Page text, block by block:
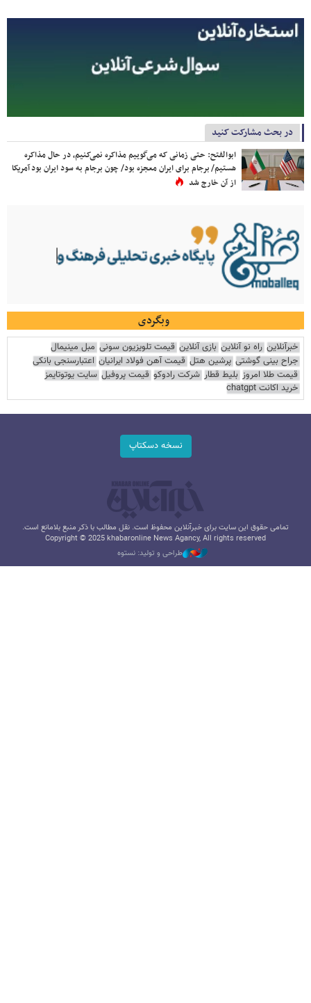
در بحث مشارکت کنید
ابوالفتح: حتی زمانی که می‌گوییم مذاکره نمی‌کنیم، در حال مذاکره
هستیم/ برجام برای ایران معجزه بود/ چون برجام به سود ایران بود آمریکا
از آن خارج شد
وبگردی
خبرآنلاین راه نو آنلاین بازی آنلاین قیمت تلویزیون سونی مبل مینیمال
جراح بینی گوشتی پرشین هتل قیمت آهن فولاد ایرانیان اعتبارسنجی بانکی
قیمت طلا امروز بلیط قطار شرکت رادوکو قیمت پروفیل سایت یوتوتایمز
خرید اکانت chatgpt
نسخه دسکتاپ
تمامی حقوق این سایت برای خبرآنلاین محفوظ است. نقل مطالب با ذکر منبع بلامانع است.
Copyright © 2025 khabaronline News Agancy, All rights reserved
طراحی و تولید: نستوه